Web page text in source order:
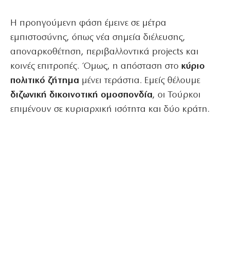
Η προηγούμενη φάση έμεινε σε μέτρα
εμπιστοσύνης, όπως νέα σημεία διέλευσης,
αποναρκοθέτηση, περιβαλλοντικά projects και
κοινές επιτροπές. Όμως, η απόσταση στο κύριο
πολιτικό ζήτημα μένει τεράστια. Εμείς θέλουμε
διζωνική δικοινοτική ομοσπονδία, οι Τούρκοι
επιμένουν σε κυριαρχική ισότητα και δύο κράτη.